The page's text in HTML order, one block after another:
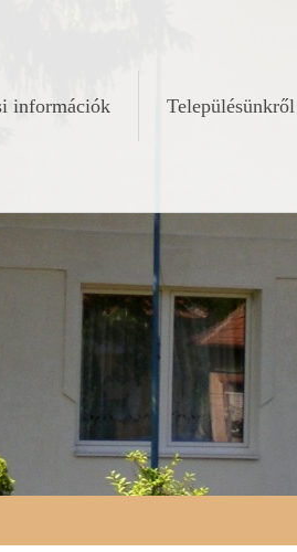
információk Településünkről